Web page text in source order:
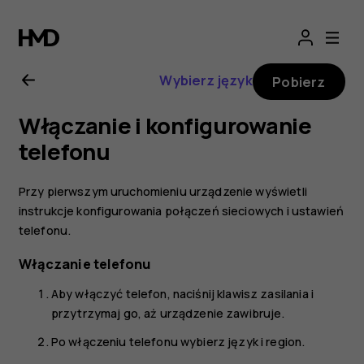
Nokia
8.1
—
instrukcja
obsługi
Wybierz język Pobierz
Włączanie i konfigurowanie
telefonu
Przy pierwszym uruchomieniu urządzenie wyświetli
instrukcje konfigurowania połączeń sieciowych i ustawień
telefonu.
Włączanie telefonu
Aby włączyć telefon, naciśnij klawisz zasilania i
przytrzymaj go, aż urządzenie zawibruje.
Po włączeniu telefonu wybierz język i region.